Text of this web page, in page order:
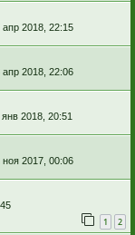
апр 2018, 22:15
апр 2018, 22:06
янв 2018, 20:51
ноя 2017, 00:06
1 2